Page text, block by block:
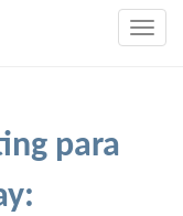
para